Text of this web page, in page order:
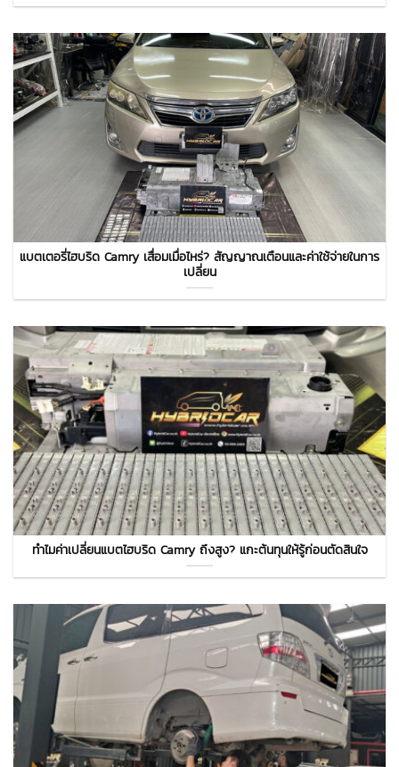
แบตเตอรี่ไฮบริด Camry เสื่อมเมื่อไหร่? สัญญาณเตือนและค่าใช้จ่ายในการ
เปลี่ยน
ทำไมค่าเปลี่ยนแบตไฮบริด Camry ถึงสูง? แกะต้นทุนให้รู้ก่อนตัดสินใจ